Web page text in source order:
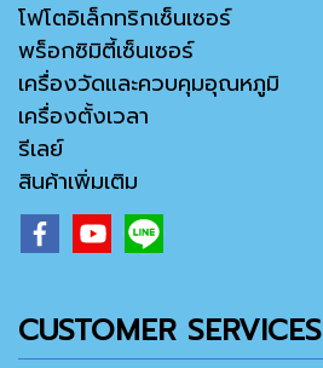
โฟโตอิเล็กทริกเซ็นเซอร์
พร็อกซิมิตี้เซ็นเซอร์
เครื่องวัดและควบคุมอุณหภูมิ
เครื่องตั้งเวลา
รีเลย์
สินค้าเพิ่มเติม
CUSTOMER SERVICES